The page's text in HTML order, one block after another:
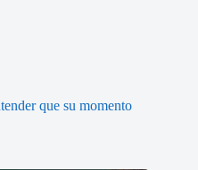
que su momento